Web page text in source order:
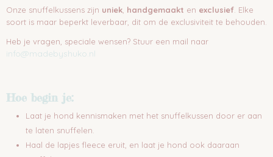
Onze snuffelkussens zijn uniek handgemaakt en exclusief . Elke
soort is maar beperkt leverbaar, dit om de exclusiviteit te behouden.
Heb je vragen, speciale wensen? Stuur een mail naar
info@madebyshuko.nl
Hoe begin je:
Laat je hond kennismaken met het snuffelkussen door er aan
te laten snuffelen.
Haal de lapjes fleece eruit, en laat je hond ook daaraan